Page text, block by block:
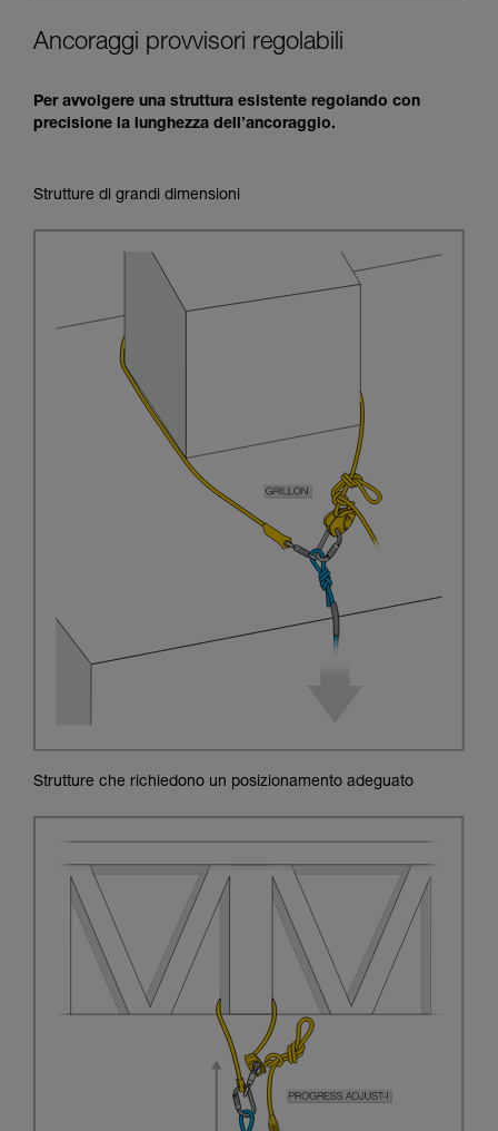
Ancoraggi provvisori regolabili
Per avvolgere una struttura esistente regolando con
precisione la lunghezza dell’ancoraggio.
Strutture di grandi dimensioni
Strutture che richiedono un posizionamento adeguato